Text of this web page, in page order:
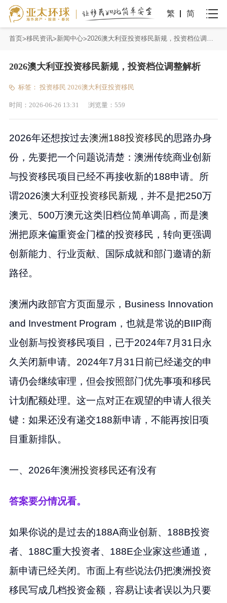
繁 简
首页 移民资讯 新闻中心 2026澳大利亚投资移民新规，投资档位调整解析
2026澳大利亚投资移民新规，投资档位调整解析
标签： 投资移民 2026澳大利亚投资移民
时间： 2026-06-26 13:31 浏览量： 559
2026年还想按过去澳洲188投资移民的思路办身
份，先要把一个问题说清楚：澳洲传统商业创新
与投资移民项目已经不再接收新的188申请。所
谓2026澳大利亚投资移民新规，并不是把250万
澳元、500万澳元这类旧档位简单调高，而是澳
洲把原来偏重资金门槛的投资移民，转向更强调
创新能力、行业贡献、国际成就和部门邀请的新
路径。
澳洲内政部官方页面显示，Business Innovation
and Investment Program，也就是常说的BIIP商
业创新与投资移民项目，已于2024年7月31日永
久关闭新申请。2024年7月31日前已经递交的申
请仍会继续审理，但会按照部门优先事项和移民
计划配额处理。这一点对正在观望的申请人很关
键：如果还没有递交188新申请，不能再按旧项
目重新排队。
一、2026年澳洲投资移民还有没有
答案要分情况看。
如果你说的是过去的188A商业创新、188B投资
者、188C重大投资者、188E企业家这些通道，
新申请已经关闭。市面上有些说法仍把澳洲投资
移民写成几档投资金额，容易让读者误以为只要